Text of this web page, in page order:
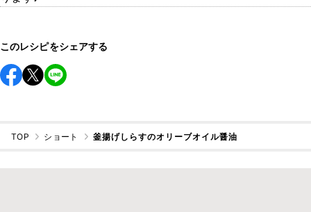
このレシピをシェアする
TOP ショート 釜揚げしらすのオリーブオイル醤油